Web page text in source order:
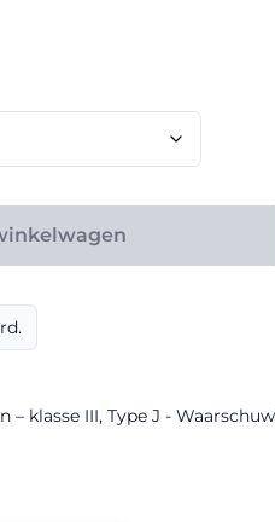
– klasse III, Type J -